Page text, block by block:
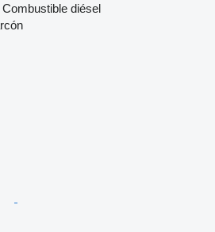
Combustible diésel